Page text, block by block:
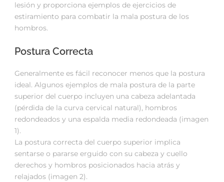
lesión y proporciona ejemplos de ejercicios de
estiramiento para combatir la mala postura de los
hombros.
Postura Correcta
Generalmente es fácil reconocer menos que la postura
ideal. Algunos ejemplos de mala postura de la parte
superior del cuerpo incluyen una cabeza adelantada
(pérdida de la curva cervical natural), hombros
redondeados y una espalda media redondeada (imagen
1).
La postura correcta del cuerpo superior implica
sentarse o pararse erguido con su cabeza y cuello
derechos y hombros posicionados hacia atrás y
relajados (imagen 2).